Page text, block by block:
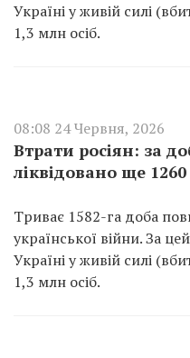
Україні у живій силі
1,3 млн осіб.
08:08 24 Червня, 2026
Втрати росіян: за
ліквідовано ще
Триває 1582-га доба
української війни. За
Україні у живій силі
1,3 млн осіб.